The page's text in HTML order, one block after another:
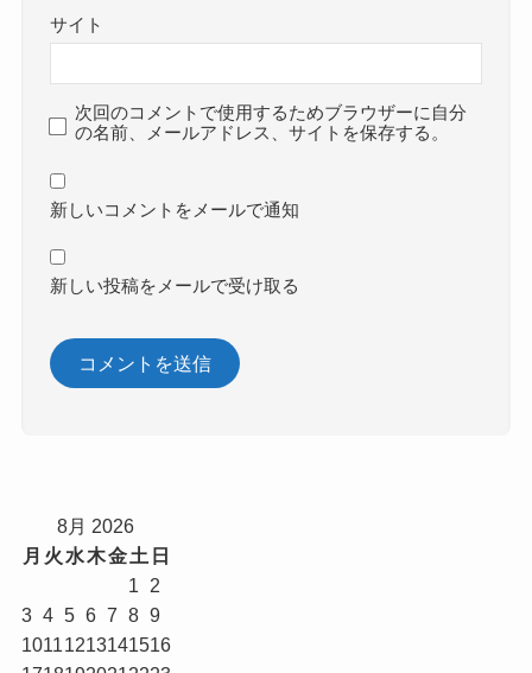
サイト
次回のコメントで使用するためブラウザーに自分
の名前、メールアドレス、サイトを保存する。
新しいコメントをメールで通知
新しい投稿をメールで受け取る
8月 2026
月 火 水木金土 日
1
2
3 4 5 6 7 8 9
10111213141516